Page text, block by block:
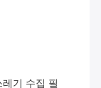
기 수집 필